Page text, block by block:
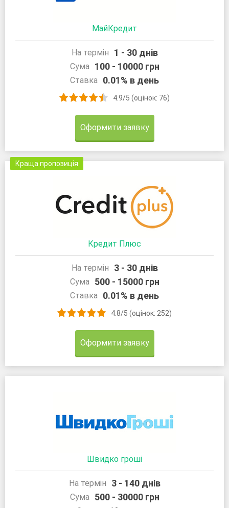
МайКредит
На термін 1 - 30 днів
Сума 100 - 10000 грн
Ставка 0.01% в день
4.9/5 (оцінок: 76)
Оформити заявку
Краща пропозиція
Кредит Плюс
На термін 3 - 30 днів
Сума 500 - 15000 грн
Ставка 0.01% в день
4.8/5 (оцінок: 252)
Оформити заявку
Швидко гроші
На термін 3 - 140 днів
Сума 500 - 30000 грн